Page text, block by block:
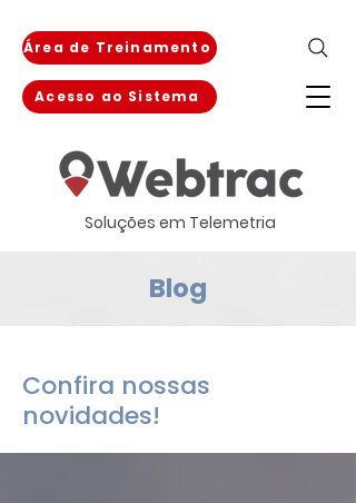
Área de Treinamento
Acesso ao Sistema
Soluções em Telemetria
Blog
Confira nossas
novidades!